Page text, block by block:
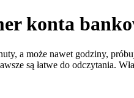
konta
a może nawet godziny,
są łatwe do odczytania.